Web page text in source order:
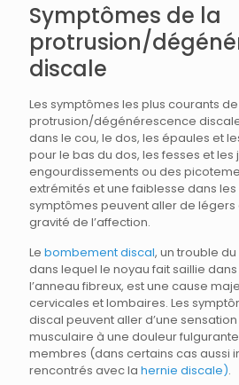
Symptômes de la
protrusion/
discale
Les symptômes les plus courants
protrusion/dégénérescence
dans le cou, le dos, les épaules et
pour le bas du dos, les fesses et
engourdissements ou des
extrémités et une faiblesse dans
symptômes peuvent aller de légers
gravité de l’affection.
Le bombement discal, un trouble
dans lequel le noyau fait saillie
l’anneau fibreux, est une cause
cervicales et lombaires. Les
discal peuvent aller d’une
musculaire à une douleur
membres (dans certains cas aussi
rencontrés avec la hernie discale).